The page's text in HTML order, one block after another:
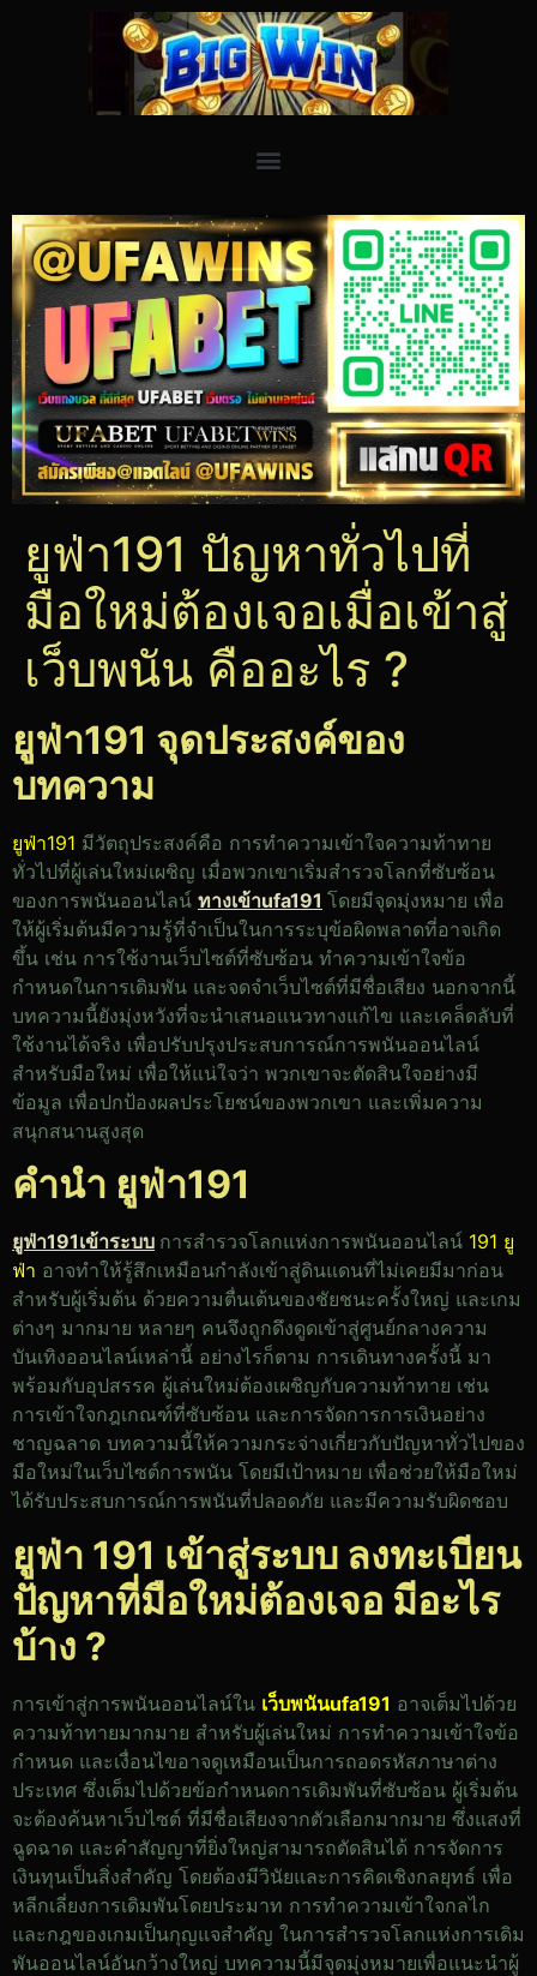
ยูฟ่า191 ปัญหาทั่วไปที่
มือใหม่ต้องเจอเมื่อเข้าสู่
เว็บพนัน คืออะไร ?
ยูฟ่า191 จุดประสงค์ของ
บทความ
ยูฟ่า191 มีวัตถุประสงค์คือ การทำความเข้าใจความท้าทาย
ทั่วไปที่ผู้เล่นใหม่เผชิญ เมื่อพวกเขาเริ่มสำรวจโลกที่ซับซ้อน
ของการพนันออนไลน์ ทางเข้าufa191 โดยมีจุดมุ่งหมาย เพื่อ
ให้ผู้เริ่มต้นมีความรู้ที่จำเป็นในการระบุข้อผิดพลาดที่อาจเกิด
ขึ้น เช่น การใช้งานเว็บไซต์ที่ซับซ้อน ทำความเข้าใจข้อ
กำหนดในการเดิมพัน และจดจำเว็บไซต์ที่มีชื่อเสียง นอกจากนี้
บทความนี้ยังมุ่งหวังที่จะนำเสนอแนวทางแก้ไข และเคล็ดลับที่
ใช้งานได้จริง เพื่อปรับปรุงประสบการณ์การพนันออนไลน์
สำหรับมือใหม่ เพื่อให้แน่ใจว่า พวกเขาจะตัดสินใจอย่างมี
ข้อมูล เพื่อปกป้องผลประโยชน์ของพวกเขา และเพิ่มความ
สนุกสนานสูงสุด
คำนำ ยูฟ่า191
ยูฟ่า191เข้าระบบ การสำรวจโลกแห่งการพนันออนไลน์ 191 ยู
ฟ่า อาจทำให้รู้สึกเหมือนกำลังเข้าสู่ดินแดนที่ไม่เคยมีมาก่อน
สำหรับผู้เริ่มต้น ด้วยความตื่นเต้นของชัยชนะครั้งใหญ่ และเกม
ต่างๆ มากมาย หลายๆ คนจึงถูกดึงดูดเข้าสู่ศูนย์กลางความ
บันเทิงออนไลน์เหล่านี้ อย่างไรก็ตาม การเดินทางครั้งนี้ มา
พร้อมกับอุปสรรค ผู้เล่นใหม่ต้องเผชิญกับความท้าทาย เช่น
การเข้าใจกฎเกณฑ์ที่ซับซ้อน และการจัดการการเงินอย่าง
ชาญฉลาด บทความนี้ให้ความกระจ่างเกี่ยวกับปัญหาทั่วไปของ
มือใหม่ในเว็บไซต์การพนัน โดยมีเป้าหมาย เพื่อช่วยให้มือใหม่
ได้รับประสบการณ์การพนันที่ปลอดภัย และมีความรับผิดชอบ
ยูฟ่า 191 เข้าสู่ระบบ ลงทะเบียน
ปัญหาที่มือใหม่ต้องเจอ มีอะไร
บ้าง ?
การเข้าสู่การพนันออนไลน์ใน เว็บพนันufa191 อาจเต็มไปด้วย
ความท้าทายมากมาย สำหรับผู้เล่นใหม่ การทำความเข้าใจข้อ
กำหนด และเงื่อนไขอาจดูเหมือนเป็นการถอดรหัสภาษาต่าง
ประเทศ ซึ่งเต็มไปด้วยข้อกำหนดการเดิมพันที่ซับซ้อน ผู้เริ่มต้น
จะต้องค้นหาเว็บไซต์ ที่มีชื่อเสียงจากตัวเลือกมากมาย ซึ่งแสงที่
ฉูดฉาด และคำสัญญาที่ยิ่งใหญ่สามารถตัดสินได้ การจัดการ
เงินทุนเป็นสิ่งสำคัญ โดยต้องมีวินัยและการคิดเชิงกลยุทธ์ เพื่อ
หลีกเลี่ยงการเดิมพันโดยประมาท การทำความเข้าใจกลไก
และกฎของเกมเป็นกุญแจสำคัญ ในการสำรวจโลกแห่งการเดิม
พันออนไลน์อันกว้างใหญ่ บทความนี้มีจุดมุ่งหมายเพื่อแนะนำผู้